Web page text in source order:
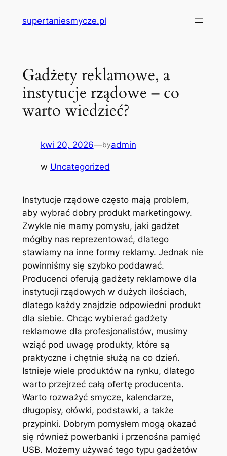
supertaniesmycze.pl
Gadżety reklamowe, a
instytucje rządowe – co
warto wiedzieć?
kwi 20, 2026—byadmin
w Uncategorized
Instytucje rządowe często mają problem,
aby wybrać dobry produkt marketingowy.
Zwykle nie mamy pomysłu, jaki gadżet
mógłby nas reprezentować, dlatego
stawiamy na inne formy reklamy. Jednak nie
powinniśmy się szybko poddawać.
Producenci oferują gadżety reklamowe dla
instytucji rządowych w dużych ilościach,
dlatego każdy znajdzie odpowiedni produkt
dla siebie. Chcąc wybierać gadżety
reklamowe dla profesjonalistów, musimy
wziąć pod uwagę produkty, które są
praktyczne i chętnie służą na co dzień.
Istnieje wiele produktów na rynku, dlatego
warto przejrzeć całą ofertę producenta.
Warto rozważyć smycze, kalendarze,
długopisy, ołówki, podstawki, a także
przypinki. Dobrym pomysłem mogą okazać
się również powerbanki i przenośna pamięć
USB. Możemy używać tego typu gadżetów